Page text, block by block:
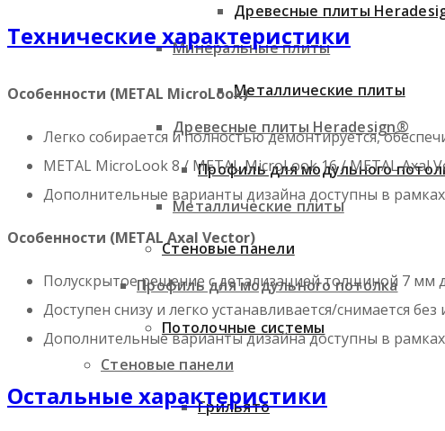
Минеральные плиты
Древесные плиты Heradesign®
Металлические плиты
Профиль для модульного потолка
Стеновые панели
Древесные плиты
Металлические плиты
Профиль для модульного
Стеновые панели
Потолочные системы
Грильято
Технические характеристики
Особенности (METAL MicroLook)
Легко собирается и полностью демонтируется,
METAL MicroLook 8 / METAL MicroLook 16 / METAL Axal
Дополнительные варианты дизайна доступны в
Особенности (METAL Axal Vector)
Полускрытое решение с детализацией толщиной 7 мм
Доступен снизу и легко устанавливается/снимается
Дополнительные варианты дизайна доступны в
Остальные характеристики